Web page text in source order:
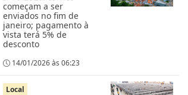
começam a ser
enviados no fim de
janeiro; pagamento à
vista terá 5% de
desconto
14/01/2026 às 06:23
Local